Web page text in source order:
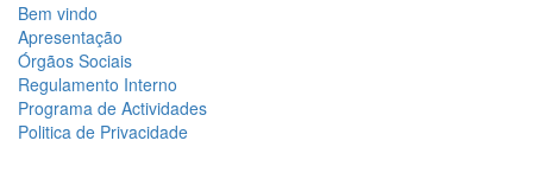
Bem vindo
Apresentação
Órgãos Sociais
Regulamento Interno
Programa de Actividades
Politica de Privacidade